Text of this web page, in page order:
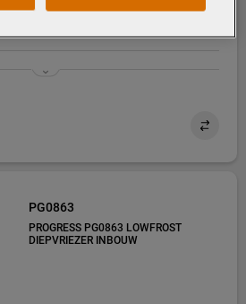
PG0863
PROGRESS PG0863 LOWFROST
DIEPVRIEZER INBOUW